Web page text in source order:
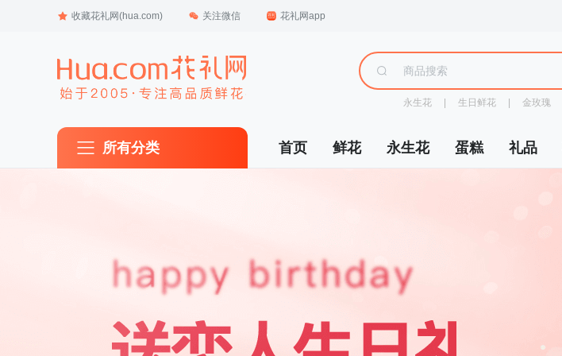
收藏花礼网(hua.com) 关注微信 花礼网app
永生花 生日鲜花 金玫瑰
所有分类 首页 鲜花 永生花 蛋糕 礼品